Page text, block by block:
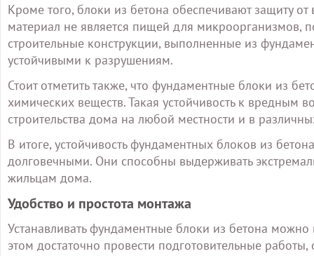
Кроме того, блоки из бетона обеспечивают защиту
материал не является пищей для микроорганизмов,
строительные конструкции, выполненные из
устойчивыми к разрушениям.
Стоит отметить также, что фундаментные блоки из
химических веществ. Такая устойчивость к вредным
строительства дома на любой местности и в
В итоге, устойчивость фундаментных блоков из
долговечными. Они способны выдерживать
жильцам дома.
Удобство и простота монтажа
Устанавливать фундаментные блоки из бетона
этом достаточно провести подготовительные